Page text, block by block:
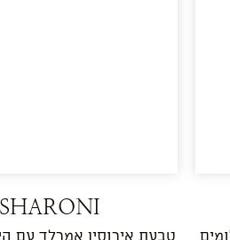
SHARONI
טבעת אירוסין אמרלד עם